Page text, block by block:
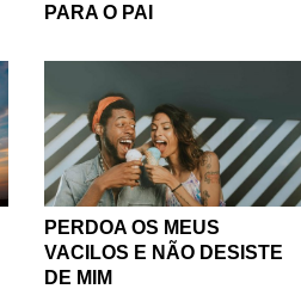
PARA O PAI
PERDOA OS MEUS
VACILOS E NÃO DESISTE
DE MIM